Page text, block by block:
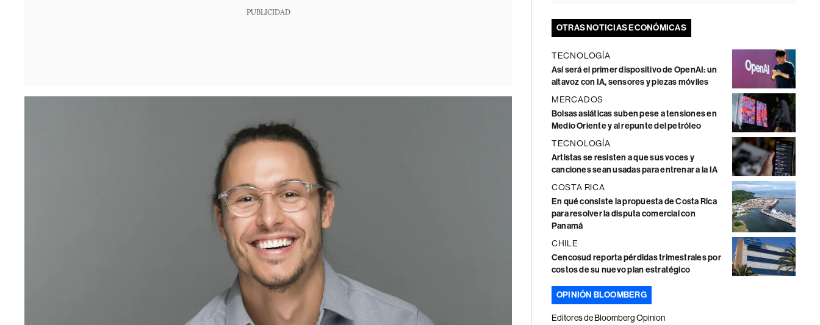
PUBLICIDAD
OTRAS NOTICIAS ECONÓMICAS
TECNOLOGÍA
Así será el primer dispositivo de OpenAI: un
altavoz con IA, sensores y piezas móviles
MERCADOS
Bolsas asiáticas suben pese a tensiones en
Medio Oriente y al repunte del petróleo
TECNOLOGÍA
Artistas se resisten a que sus voces y
canciones sean usadas para entrenar a la IA
COSTA RICA
En qué consiste la propuesta de Costa Rica
para resolver la disputa comercial con
Panamá
CHILE
Cencosud reporta pérdidas trimestrales por
costos de su nuevo plan estratégico
OPINIÓN BLOOMBERG
Editores de Bloomberg Opinion